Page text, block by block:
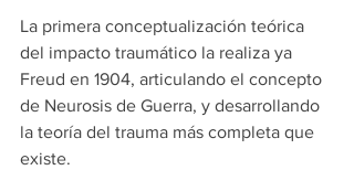
La primera conceptualización teórica
del impacto traumático la realiza ya
Freud en 1904, articulando el concepto
de Neurosis de Guerra, y desarrollando
la teoría del trauma más completa que
existe.